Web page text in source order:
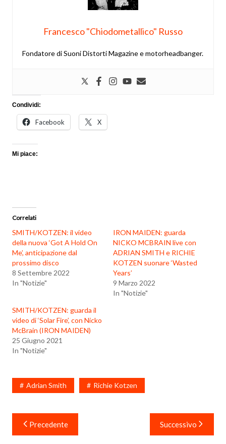
Francesco "Chiodometallico" Russo
Fondatore di Suoni Distorti Magazine e motorheadbanger.
Condividi:
Facebook X
Mi piace:
Correlati
SMITH/KOTZEN: il video
della nuova ‘Got A Hold On
Me’, anticipazione dal
prossimo disco
8 Settembre 2022
In "Notizie"
IRON MAIDEN: guarda
NICKO MCBRAIN live con
ADRIAN SMITH e RICHIE
KOTZEN suonare ‘Wasted
Years’
9 Marzo 2022
In "Notizie"
SMITH/KOTZEN: guarda il
video di ‘Solar Fire’, con Nicko
McBrain (IRON MAIDEN)
25 Giugno 2021
In "Notizie"
Adrian Smith Richie Kotzen
Navigazione
articoli
Precedente Successivo